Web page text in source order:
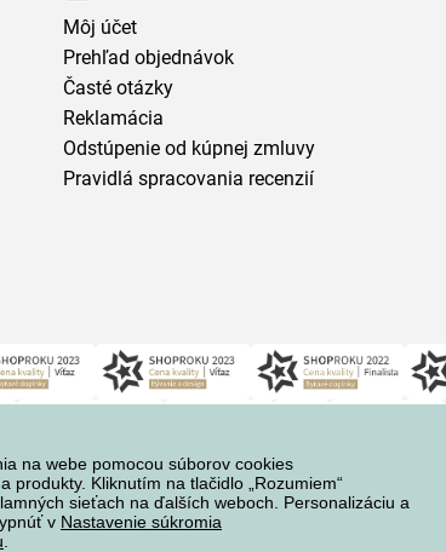
na webe pomocou súborov cookies
Kliknutím na tlačidlo „Rozumiem“
sieťach na ďalších weboch. Personalizáciu a
v Nastavenie súkromia
Môj účet
Prehľad objednávok
Časté otázky
Reklamácia
Odstúpenie od kúpnej zmluvy
Pravidlá spracovania recenzií